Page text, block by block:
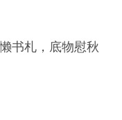
书札，底物慰秋